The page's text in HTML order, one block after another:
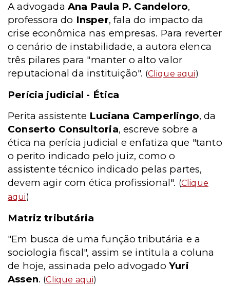
A advogadaAna Paula P. Candeloro,
professora do Insper, fala do impacto da
crise econômica nas empresas. Para reverter
o cenário de instabilidade, a autora elenca
três pilares para "manter o alto valor
reputacional da instituição". (Clique aqui)
Perícia judicial - Ética
Perita assistente Luciana Camperlingo, da
Conserto Consultoria, escreve sobre a
ética na perícia judicial e enfatiza que "tanto
o perito indicado pelo juiz, como o
assistente técnico indicado pelas partes,
devem agir com ética profissional". (Clique
aqui)
Matriz tributária
"Em busca de uma função tributária e a
sociologia fiscal", assim se intitula a coluna
de hoje, assinada pelo advogado Yuri
Assen. (Clique aqui)